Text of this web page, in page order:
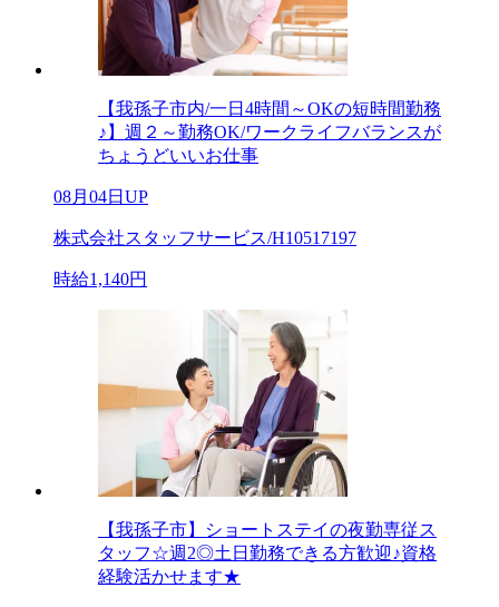
【我孫子市内/一日4時間～OKの短時間勤務
♪】週２～勤務OK/ワークライフバランスが
ちょうどいいお仕事
08月04日UP
株式会社スタッフサービス/H10517197
時給1,140円
【我孫子市】ショートステイの夜勤専従ス
タッフ☆週2◎土日勤務できる方歓迎♪資格
経験活かせます★